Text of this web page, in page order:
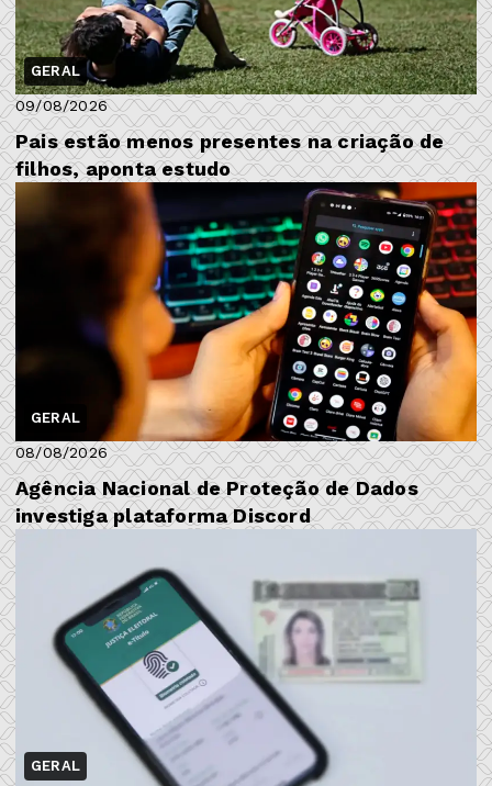
GERAL
09/08/2026
Pais estão menos presentes na criação de
filhos, aponta estudo
GERAL
08/08/2026
Agência Nacional de Proteção de Dados
investiga plataforma Discord
GERAL